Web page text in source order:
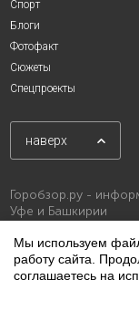
Спорт
Блоги
Фотофакт
Сюжеты
Спецпроекты
наверх
Горобзор.ру -
Уфе и Башкирии
Мы используем
работу сайта.
соглашаетесь на